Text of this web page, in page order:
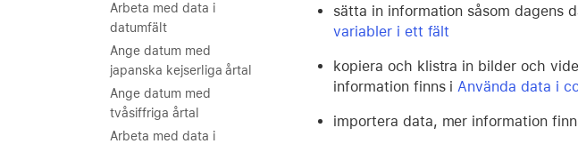
Arbeta med data i
datumfält
Ange datum med
japanska kejserliga årtal
Ange datum med
tvåsiffriga årtal
Arbeta med data i
sätta in information såsom dagens
variabler i ett fält
kopiera och klistra in bilder och
information finns iAnvända data i
importera data, mer information